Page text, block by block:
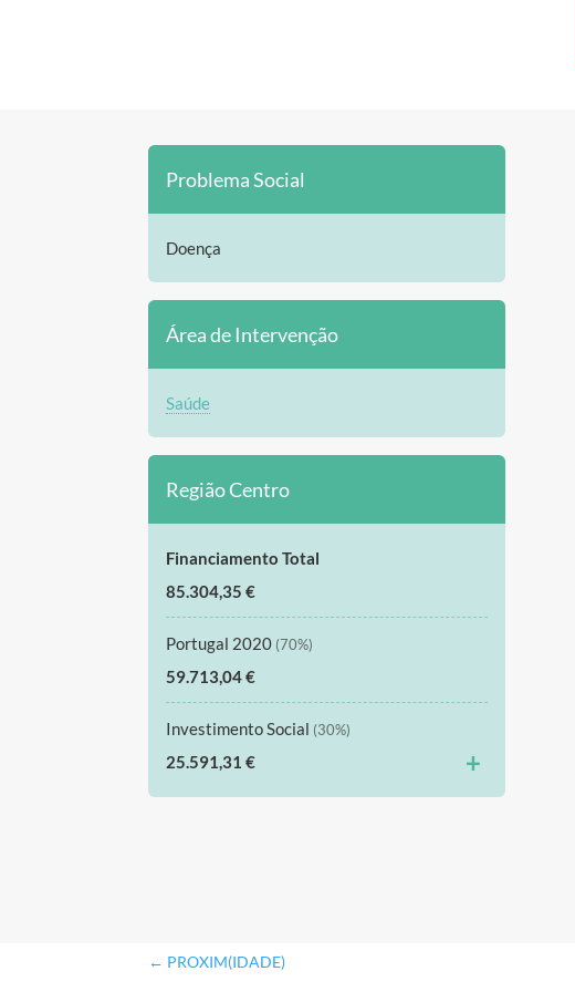
Problema Social
Doença
Área de Intervenção
Saúde
Região Centro
Financiamento Total
85.304,35 €
Portugal 2020 (70%)
59.713,04 €
Investimento Social (30%)
25.591,31 € +
← PROXIM(IDADE)